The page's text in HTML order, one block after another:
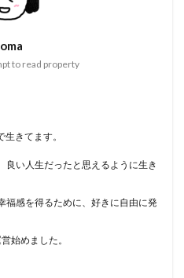
to read property
きてます。
良い人生だったと思えるように生き
福感を得るために、好きに自由に発
始めました。